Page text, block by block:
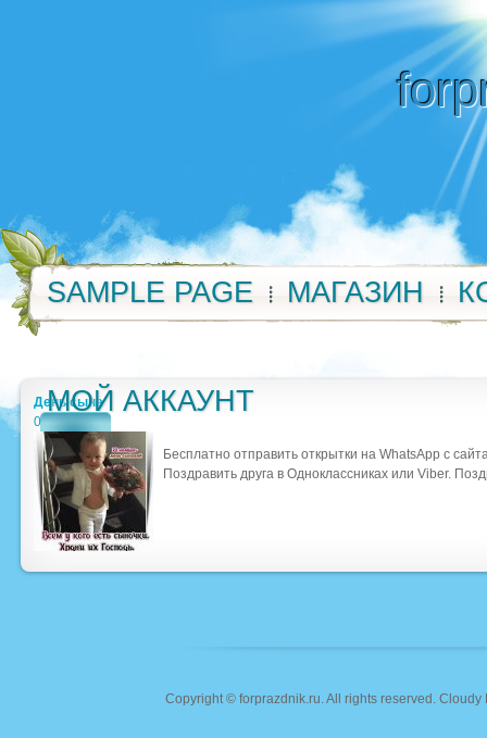
SAMPLE PAGE МАГАЗИН
МОЙ АККАУНТ
День сына
0
Бесплатно отправить открытки на WhatsApp с
Поздравить друга в Одноклассниках или Viber.
Copyright © forprazdnik.ru. All rights reserved.